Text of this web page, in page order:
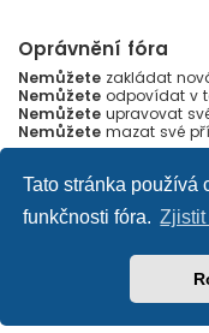
Tato stránka používá
funkčnosti fóra.
Oprávnění fóra
Nemůžete zakládat
Nemůžete odpovídat v
Nemůžete upravovat
Nemůžete mazat své
Domů Obsah fóra